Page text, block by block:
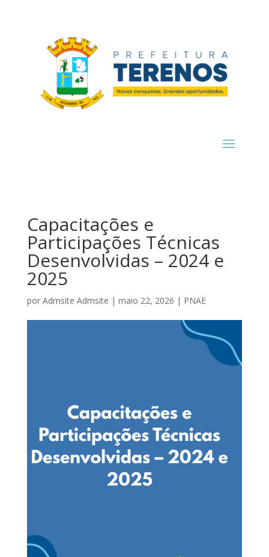
Capacitações e
Participações Técnicas
Desenvolvidas – 2024 e
2025
por Admsite Admsite | maio 22, 2026 | PNAE